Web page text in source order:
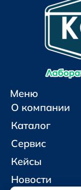
Меню
О компании
Каталог
Сервис
Кейсы
Новости